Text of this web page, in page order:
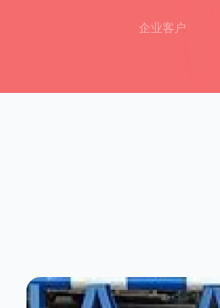
企业客户